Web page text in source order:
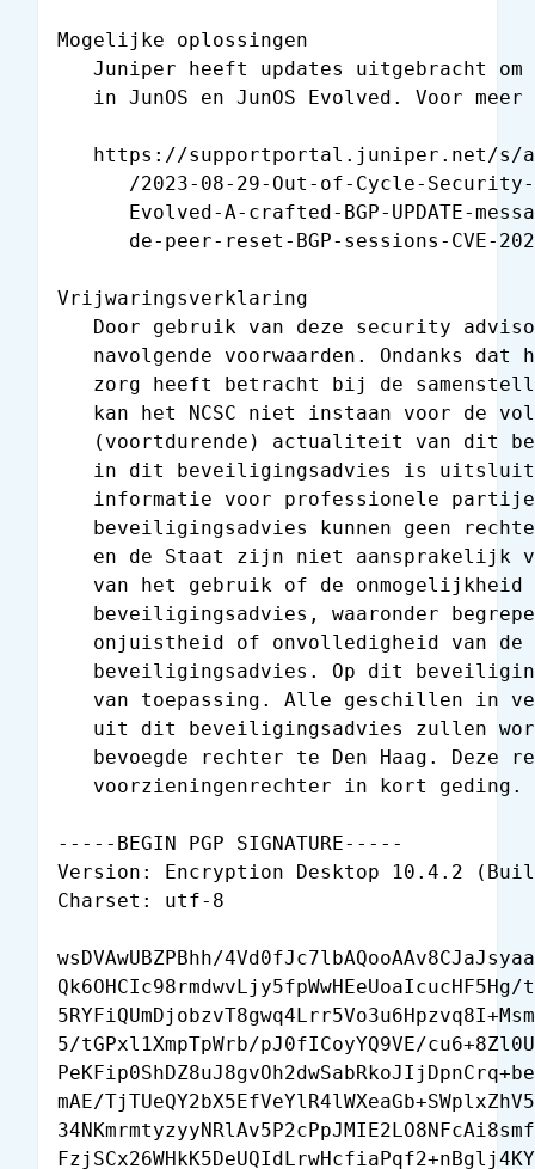
Mogelijke oplossingen
Juniper heeft updates uitgebracht
in JunOS en JunOS Evolved. Voor meer
https://supportportal.juniper.net/s/
/2023-08-29-Out-of-Cycle-
Evolved-A-crafted-BGP-UPDATE-
de-peer-reset-BGP-sessions-CVE-
Vrijwaringsverklaring
Door gebruik van deze security
navolgende voorwaarden. Ondanks dat
zorg heeft betracht bij de
kan het NCSC niet instaan voor de
(voortdurende) actualiteit van dit
in dit beveiligingsadvies is
informatie voor professionele
beveiligingsadvies kunnen geen
en de Staat zijn niet aansprakelijk
van het gebruik of de onmogelijkheid
beveiligingsadvies, waaronder
onjuistheid of onvolledigheid van de
beveiligingsadvies. Op dit
van toepassing. Alle geschillen in
uit dit beveiligingsadvies zullen
bevoegde rechter te Den Haag. Deze
   voorzieningenrechter in kort geding.
-----BEGIN PGP SIGNATURE-----
Version: Encryption Desktop 10.4.2
Charset: utf-8
wsDVAwUBZPBhh/
5/tGPxl1XmpTpWrb/pJ0fICoyYQ9VE/
mAE/